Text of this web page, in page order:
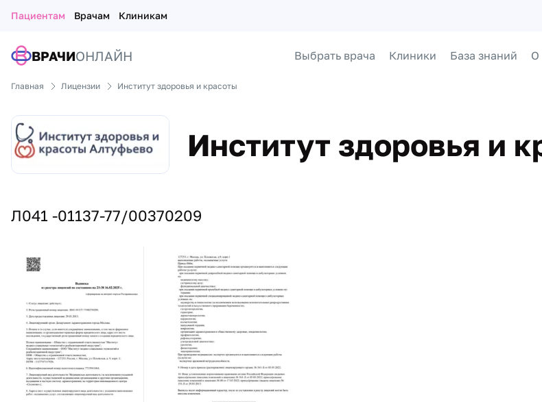
Пациентам Врачам Клиникам
ВРАЧИОНЛАЙН Выбрать врача Клиники База знаний О
Главная Лицензии Институт здоровья и красоты
Институт здоровья и
Л041 -01137-77/00370209
Лицензии и сертификаты